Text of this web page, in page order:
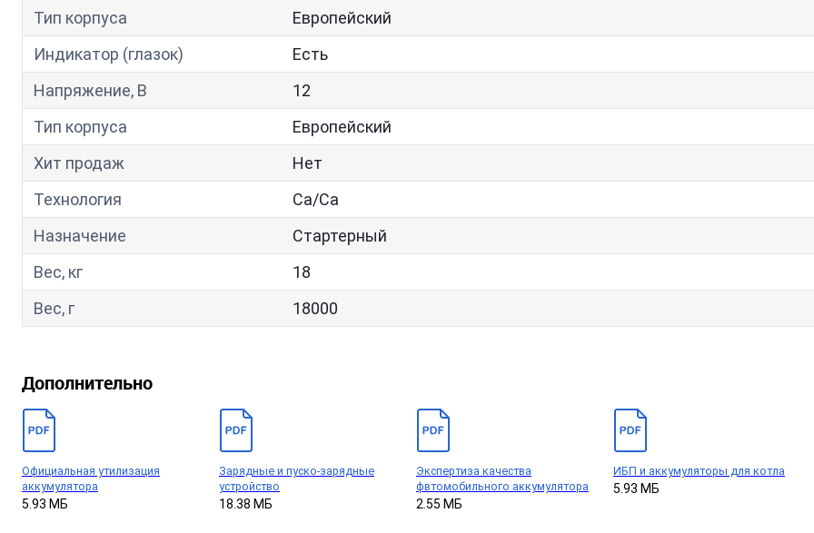
Тип корпуса
Европейский
Индикатор (глазок)
Есть
Напряжение, В
12
Тип корпуса
Европейский
Хит продаж
Нет
Технология
Са/Са
Назначение
Стартерный
Вес, кг
18
Вес, г
18000
Дополнительно
Официальная утилизация
аккумулятора
5.93 МБ
Зарядные и пуско-зарядные
устройство
18.38 МБ
Экспертиза качества
фвтомобильного аккумулятора
2.55 МБ
ИБП и аккумуляторы для котла
5.93 МБ